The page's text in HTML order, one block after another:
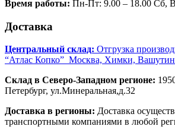
Время работы: Пн-Пт: 9.00 – 18.00 Сб,
Доставка
Центральный склад: Отгрузка
“Атлас Копко” Москва, Химки,
Склад в Северо-Западном регионе:
Петербург, ул.Минеральная,д.32
Доставка в регионы: Доставка
транспортными компаниями в любой